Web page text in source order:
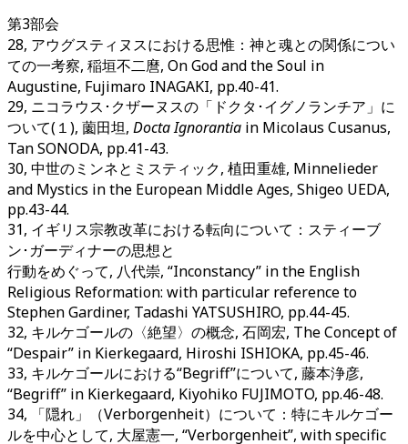
第3部会
28, アウグスティヌスにおける思惟：神と魂との関係につい
ての一考察, 稲垣不二麿, On God and the Soul in
Augustine, Fujimaro INAGAKI, pp.40-41.
29, ニコラウス･クザーヌスの「ドクタ･イグノランチア」に
ついて(１), 薗田坦, Docta Ignorantia in Micolaus Cusanus,
Tan SONODA, pp.41-43.
30, 中世のミンネとミスティック, 植田重雄, Minnelieder
and Mystics in the European Middle Ages, Shigeo UEDA,
pp.43-44.
31, イギリス宗教改革における転向について：スティーブ
ン･ガーディナーの思想と
行動をめぐって, 八代崇, “Inconstancy” in the English
Religious Reformation: with particular reference to
Stephen Gardiner, Tadashi YATSUSHIRO, pp.44-45.
32, キルケゴールの〈絶望〉の概念, 石岡宏, The Concept of
“Despair” in Kierkegaard, Hiroshi ISHIOKA, pp.45-46.
33, キルケゴールにおける“Begriff”について, 藤本浄彦,
“Begriff” in Kierkegaard, Kiyohiko FUJIMOTO, pp.46-48.
34, 「隠れ」（Verborgenheit）について：特にキルケゴー
ルを中心として, 大屋憲一, “Verborgenheit”, with specific